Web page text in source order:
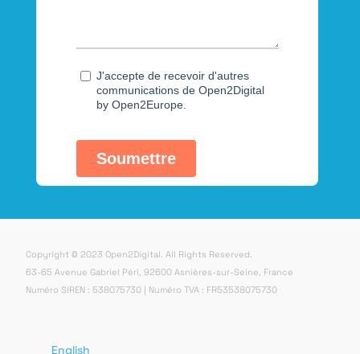
Copyright © 2023 Open2Digital. All Rights Reserved.
63-65 Avenue Gabriel Péri, 92600 Asnières-sur-Seine, France
Numéro SIREN : 538075730 | Numéro TVA : FR53538075730
English